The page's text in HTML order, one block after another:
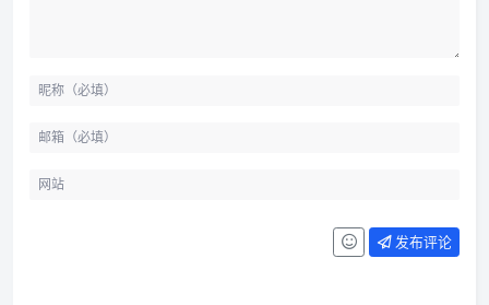
发布评论